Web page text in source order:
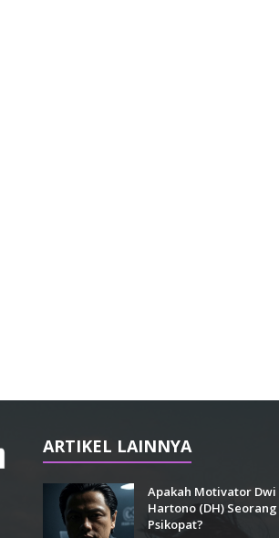
ARTIKEL LAINNYA
Apakah Motivator Dwi
Hartono (DH) Seorang
Psikopat?